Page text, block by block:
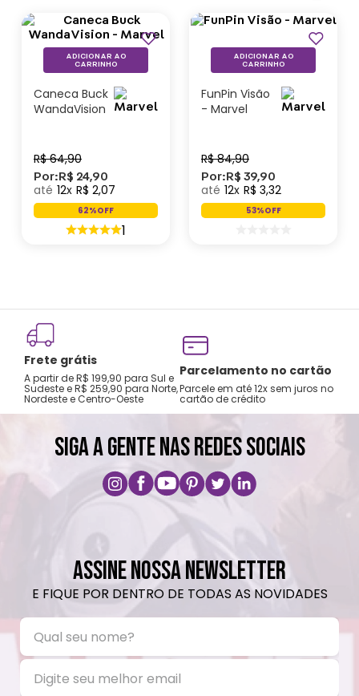
Caneca Buck
WandaVision
R$ 64,90
Por:R$ 24,90
12 R$ 2,07
62%OFF
1
ADICIONAR AO
CARRINHO
FunPin Visão
- Marvel
R$ 84,90
Por:R$ 39,90
12 R$ 3,32
53%OFF
ADICIONAR AO
CARRINHO
Frete grátis
A partir de R$ 199,90 para Sul e
Sudeste e R$ 259,90 para Norte,
Nordeste e Centro-Oeste
Parcelamento no cartão
Parcele em até 12x sem juros no
cartão de crédito
SIGA A GENTE NAS REDES SOCIAIS
ASSINE NOSSA NEWSLETTER
E FIQUE POR DENTRO DE TODAS AS NOVIDADES